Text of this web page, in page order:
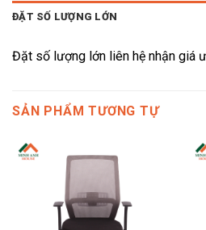
ĐẶT SỐ LƯỢNG LỚN
Đặt số lượng lớn liên hệ nhận giá
SẢN PHẨM TƯƠNG TỰ